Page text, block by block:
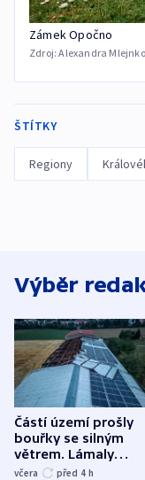
Zámek Opočno
Zdroj:Alexandra
ŠTÍTKY
Regiony
Výběr
Částí území prošly
bouřky se silným
větrem. Lámaly
stromy a poničily
včera před 4 h